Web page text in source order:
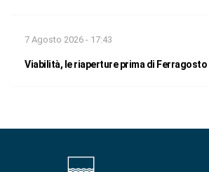
7 Agosto 2026 - 17:43
Viabilità, le riaperture prima di Ferragosto